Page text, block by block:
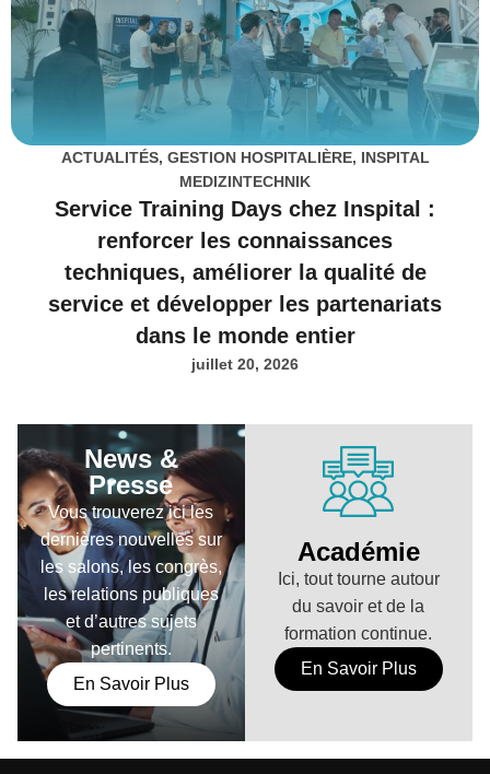
ACTUALITÉS, GESTION HOSPITALIÈRE, INSPITAL
MEDIZINTECHNIK
Service Training Days chez Inspital :
renforcer les connaissances
techniques, améliorer la qualité de
service et développer les partenariats
dans le monde entier
juillet 20, 2026
Académie
Ici, tout tourne autour
du savoir et de la
formation continue.
En Savoir Plus
News &
Presse
Vous trouverez ici les
dernières nouvelles sur
les salons, les congrès,
les relations publiques
et d’autres sujets
pertinents.
En Savoir Plus